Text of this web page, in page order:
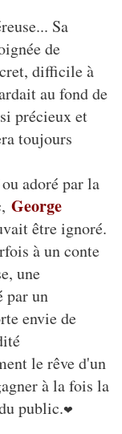
Sa
de
difficile à
au fond de
précieux et
toujours
adoré par la
George
être ignoré.
à un conte
une
par un
envie de
le rêve d'un
à la fois la
public.❤